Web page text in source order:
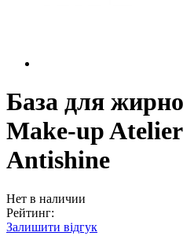
База для
Make-up
Antishine
Нет в наличии
Рейтинг:
Залишити відгук